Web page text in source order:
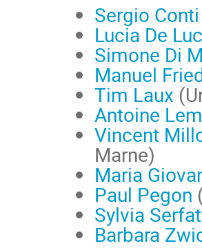
Sergio Conti
Lucia De
Simone Di
Manuel
Tim Laux
Antoine
Vincent
Marne)
Maria
Paul Pegon
Sylvia
Barbara